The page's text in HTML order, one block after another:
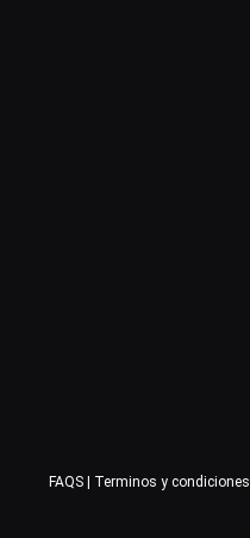
FAQS Terminos y condiciones